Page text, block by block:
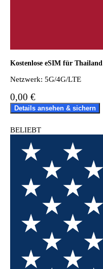
Kostenlose eSIM für Thailand
Netzwerk: 5G/4G/LTE
0,00 €
Details ansehen & sichern
BELIEBT